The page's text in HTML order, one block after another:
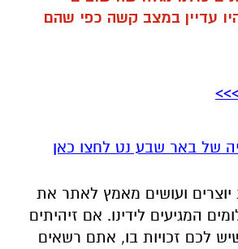
עדיין במצב קשה כפי שהם
של באר שבע נט לחצו כאן
יוצרים ועושים מאמץ לאתר את
המגיעים לידינו. אם זיהיתים
לכם זכויות בו, אתם רשאים